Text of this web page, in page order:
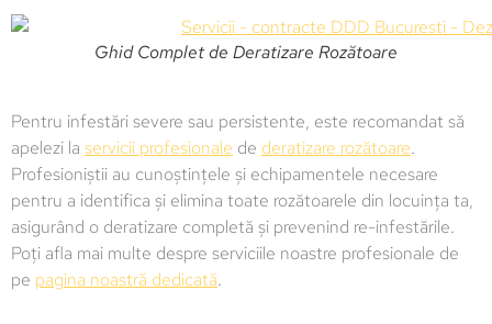
Ghid Complet de Deratizare Rozătoare
Pentru infestări severe sau persistente, este recomandat să
apelezi la servicii profesionale de deratizare rozătoare.
Profesioniștii au cunoștințele și echipamentele necesare
pentru a identifica și elimina toate rozătoarele din locuința ta,
asigurând o deratizare completă și prevenind re-infestările.
Poți afla mai multe despre serviciile noastre profesionale de
pe pagina noastră dedicată.